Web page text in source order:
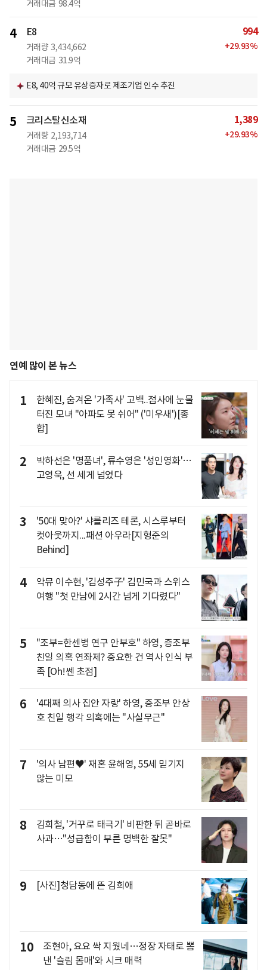
거래대금 98.4억
4 E8
거래량 3,434,662
거래대금 31.9억
994
+29.93%
E8, 40억 규모 유상증자로 제조기업 인수 추진
5 크리스탈신소재
거래량 2,193,714
거래대금 29.5억
1,389
+29.93%
연예 많이 본 뉴스
1
한혜진, 숨겨온 '가족사' 고백..점사에 눈물
터진 모녀 "아파도 못 쉬어" ('미우새')[종
합]
2
박하선은 '명품녀', 류수영은 '성인영화'…
고영욱, 선 세게 넘었다
3
'50대 맞아?' 샤를리즈 테론, 시스루부터
컷아웃까지...패션 아우라[지형준의
Behind]
4
악뮤 이수현, '김성주子' 김민국과 스위스
여행 "첫 만남에 2시간 넘게 기다렸다"
5
"조부=한센병 연구 안부호" 하영, 증조부
친일 의혹 연좌제? 중요한 건 역사 인식 부
족 [Oh!쎈 초점]
6
'4대째 의사 집안 자랑' 하영, 증조부 안상
호 친일 행각 의혹에는 "사실무근"
7
'의사 남편♥' 재혼 윤해영, 55세 믿기지
않는 미모
8
김희철, '거꾸로 태극기' 비판한 뒤 곧바로
사과…"성급함이 부른 명백한 잘못"
9 [사진]청담동에 뜬 김희애
10
조현아, 요요 싹 지웠네…정장 자태로 뽐
낸 '슬림 몸매'와 시크 매력